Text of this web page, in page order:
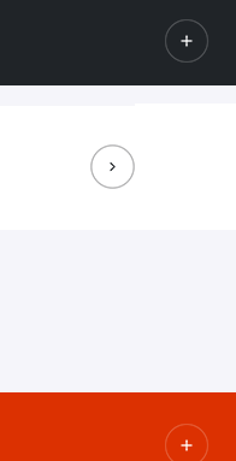
Artist and the ICC: Art as Inquiry
NOTES DE LECTURE :
Lien externe